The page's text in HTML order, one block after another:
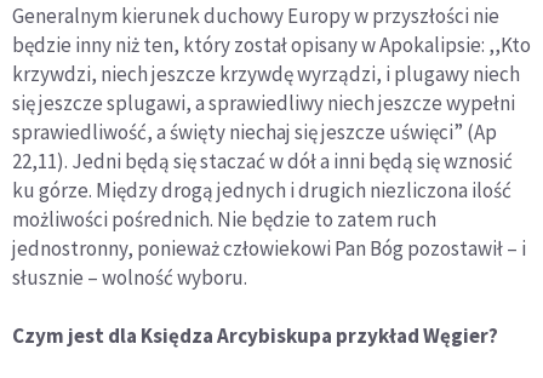
Generalnym kierunek duchowy Europy w przyszłości nie
będzie inny niż ten, który został opisany w Apokalipsie: ,,Kto
krzywdzi, niech jeszcze krzywdę wyrządzi, i plugawy niech
się jeszcze splugawi, a sprawiedliwy niech jeszcze wypełni
sprawiedliwość, a święty niechaj się jeszcze uświęci” (Ap
22,11). Jedni będą się staczać w dół a inni będą się wznosić
ku górze. Między drogą jednych i drugich niezliczona ilość
możliwości pośrednich. Nie będzie to zatem ruch
jednostronny, ponieważ człowiekowi Pan Bóg pozostawił – i
słusznie – wolność wyboru.
Czym jest dla Księdza Arcybiskupa przykład Węgier?